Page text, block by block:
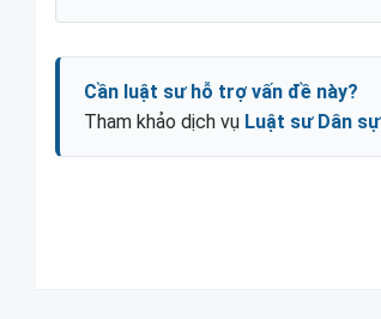
Cần luật sư hỗ trợ vấn đề này?
Tham khảo dịch vụ Luật sư Dân sự